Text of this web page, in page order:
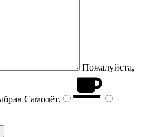
Пожалуйста,
Самолёт.